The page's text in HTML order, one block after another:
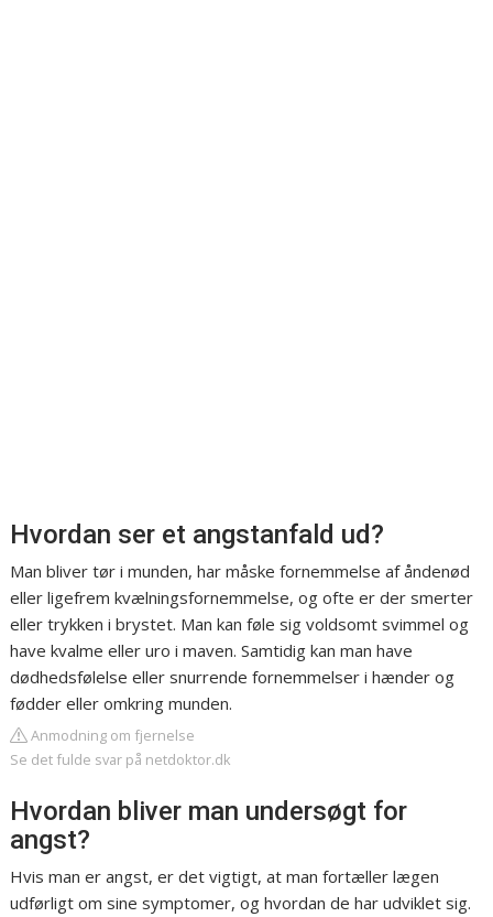
Hvordan ser et angstanfald ud?
Man bliver tør i munden, har måske fornemmelse af åndenød
eller ligefrem kvælningsfornemmelse, og ofte er der smerter
eller trykken i brystet. Man kan føle sig voldsomt svimmel og
have kvalme eller uro i maven. Samtidig kan man have
dødhedsfølelse eller snurrende fornemmelser i hænder og
fødder eller omkring munden.
Anmodning om fjernelse
Se det fulde svar på netdoktor.dk
Hvordan bliver man undersøgt for
angst?
Hvis man er angst, er det vigtigt, at man fortæller lægen
udførligt om sine symptomer, og hvordan de har udviklet sig.